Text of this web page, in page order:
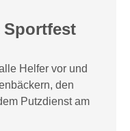
Sportfest
Helfer vor und
den
Putzdienst am